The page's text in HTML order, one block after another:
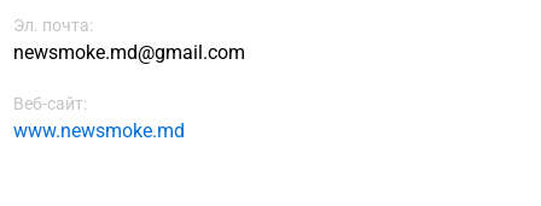
Эл. почта:
newsmoke.md@gmail.com
Веб-сайт:
www.newsmoke.md